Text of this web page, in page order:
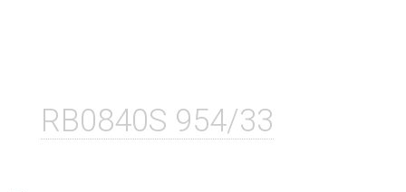
RB0840S 954/33